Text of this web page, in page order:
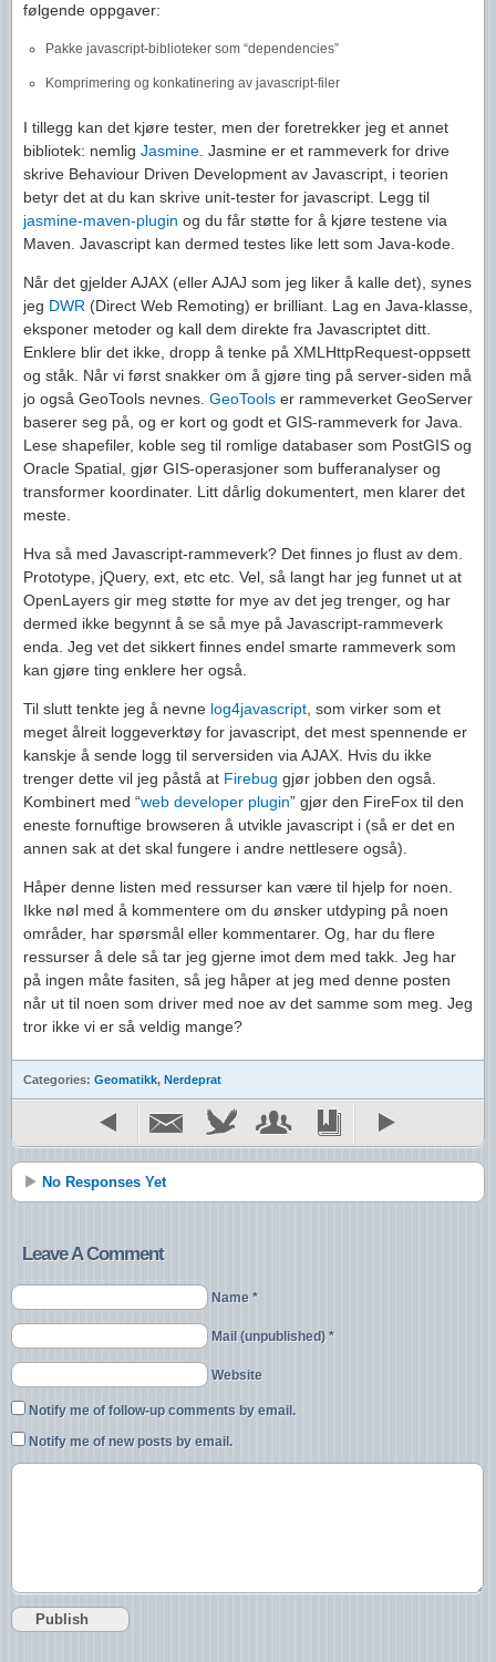
følgende oppgaver:
Pakke javascript-biblioteker som “dependencies”
Komprimering og konkatinering av javascript-filer
I tillegg kan det kjøre tester, men der foretrekker jeg et annet
bibliotek: nemlig Jasmine . Jasmine er et rammeverk for drive
skrive Behaviour Driven Development av Javascript, i teorien
betyr det at du kan skrive unit-tester for javascript. Legg til
jasmine-maven-plugin og du får støtte for å kjøre testene via
Maven. Javascript kan dermed testes like lett som Java-kode.
Når det gjelder AJAX (eller AJAJ som jeg liker å kalle det), synes
jeg DWR (Direct Web Remoting) er brilliant. Lag en Java-klasse,
eksponer metoder og kall dem direkte fra Javascriptet ditt.
Enklere blir det ikke, dropp å tenke på XMLHttpRequest-oppsett
og ståk. Når vi først snakker om å gjøre ting på server-siden må
jo også GeoTools nevnes. GeoTools er rammeverket GeoServer
baserer seg på, og er kort og godt et GIS-rammeverk for Java.
Lese shapefiler, koble seg til romlige databaser som PostGIS og
Oracle Spatial, gjør GIS-operasjoner som bufferanalyser og
transformer koordinater. Litt dårlig dokumentert, men klarer det
meste.
Hva så med Javascript-rammeverk? Det finnes jo flust av dem.
Prototype, jQuery, ext, etc etc. Vel, så langt har jeg funnet ut at
OpenLayers gir meg støtte for mye av det jeg trenger, og har
dermed ikke begynnt å se så mye på Javascript-rammeverk
enda. Jeg vet det sikkert finnes endel smarte rammeverk som
kan gjøre ting enklere her også.
Til slutt tenkte jeg å nevne log4javascript , som virker som et
meget ålreit loggeverktøy for javascript, det mest spennende er
kanskje å sende logg til serversiden via AJAX. Hvis du ikke
trenger dette vil jeg påstå at Firebug gjør jobben den også.
Kombinert med “web developer plugin” gjør den FireFox til den
eneste fornuftige browseren å utvikle javascript i (så er det en
annen sak at det skal fungere i andre nettlesere også).
Håper denne listen med ressurser kan være til hjelp for noen.
Ikke nøl med å kommentere om du ønsker utdyping på noen
områder, har spørsmål eller kommentarer. Og, har du flere
ressurser å dele så tar jeg gjerne imot dem med takk. Jeg har
på ingen måte fasiten, så jeg håper at jeg med denne posten
når ut til noen som driver med noe av det samme som meg. Jeg
tror ikke vi er så veldig mange?
Categories: Geomatikk, Nerdeprat
No Responses Yet
Leave A Comment
Name *
Mail (unpublished) *
Website
Notify me of follow-up comments by email.
Notify me of new posts by email.